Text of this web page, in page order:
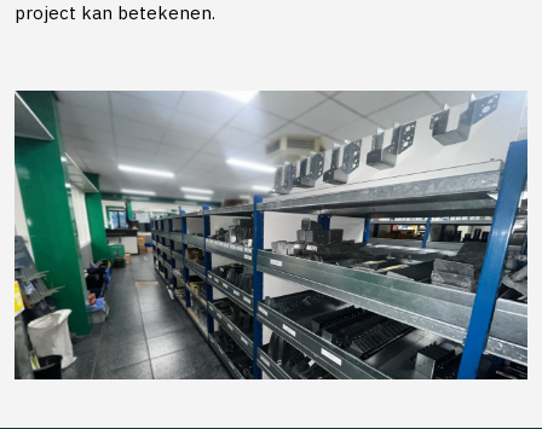
project kan betekenen.